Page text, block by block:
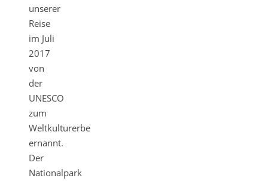
unserer
Reise
im Juli
2017
von
der
UNESCO
zum
Weltkulturerbe
ernannt.
Der
Nationalpark